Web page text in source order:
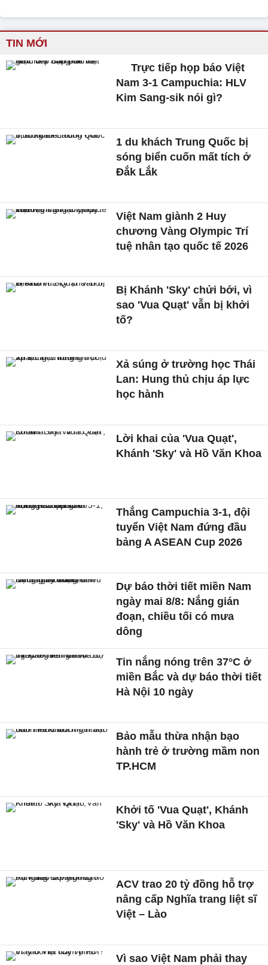
TIN MỚI
Trực tiếp họp báo Việt
Nam 3-1 Campuchia: HLV
Kim Sang-sik nói gì?
1 du khách Trung Quốc bị
sóng biển cuốn mất tích ở
Đắk Lắk
Việt Nam giành 2 Huy
chương Vàng Olympic Trí
tuệ nhân tạo quốc tế 2026
Bị Khánh 'Sky' chửi bới, vì
sao 'Vua Quạt' vẫn bị khởi
tố?
Xả súng ở trường học Thái
Lan: Hung thủ chịu áp lực
học hành
Lời khai của 'Vua Quạt',
Khánh 'Sky' và Hồ Văn Khoa
Thắng Campuchia 3-1, đội
tuyển Việt Nam đứng đầu
bảng A ASEAN Cup 2026
Dự báo thời tiết miền Nam
ngày mai 8/8: Nắng gián
đoạn, chiều tối có mưa
dông
Tin nắng nóng trên 37°C ở
miền Bắc và dự báo thời tiết
Hà Nội 10 ngày
Bảo mẫu thừa nhận bạo
hành trẻ ở trường mầm non
TP.HCM
Khởi tố 'Vua Quạt', Khánh
'Sky' và Hồ Văn Khoa
ACV trao 20 tỷ đồng hỗ trợ
nâng cấp Nghĩa trang liệt sĩ
Việt – Lào
Vì sao Việt Nam phải thay